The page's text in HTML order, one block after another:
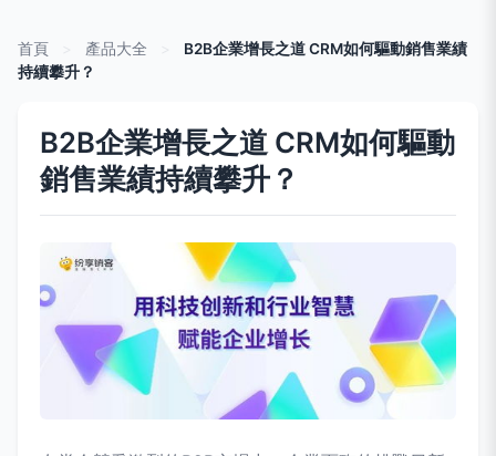
首頁 產品大全
B2B企業增長之道 CRM如何驅動銷售業績
持續攀升？
B2B企業增長之道 CRM如何驅動
銷售業績持續攀升？